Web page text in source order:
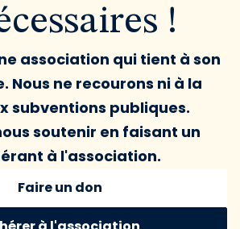
!
association qui tient à son
Nous ne recourons ni à la
subventions publiques.
soutenir en faisant un
à l'association.
Faire un don